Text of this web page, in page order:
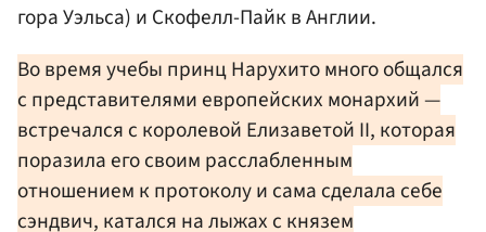
гора Уэльса) и Скофелл-Пайк в Англии.
Во время учебы принц Нарухито много общался
с представителями европейских монархий —
встречался с королевой Елизаветой II, которая
поразила его своим расслабленным
отношением к протоколу и сама сделала себе
сэндвич, катался на лыжах с князем